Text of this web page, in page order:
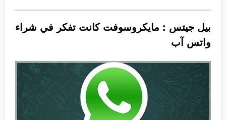
بيل جيتس : مايكروسوفت كانت تفكر في شراء
واتس آب